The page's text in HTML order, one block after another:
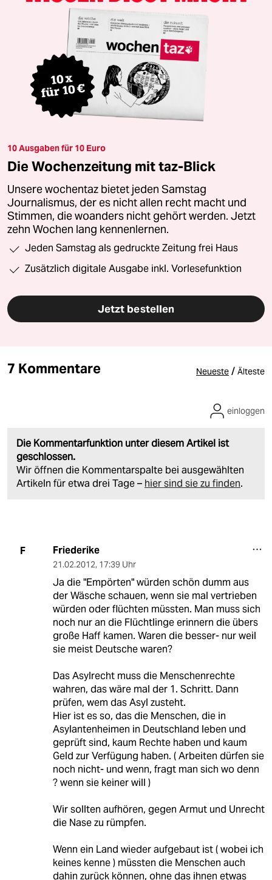
10 Ausgaben für 10 Euro
Die Wochenzeitung mit taz-Blick
Unsere wochentaz bietet jeden Samstag
Journalismus, der es nicht allen recht macht und
Stimmen, die woanders nicht gehört werden. Jetzt
zehn Wochen lang kennenlernen.
Jeden Samstag als gedruckte Zeitung frei Haus
Zusätzlich digitale Ausgabe inkl. Vorlesefunktion
Jetzt bestellen
7 Kommentare Neueste / Älteste
Die Kommentarfunktion unter diesem Artikel ist
geschlossen.
Wir öffnen die Kommentarspalte bei ausgewählten
Artikeln für etwa drei Tage – hier sind sie zu finden.
einloggen
F Friederike
21.02.2012, 17:39 Uhr
Ja die "Empörten" würden schön dumm aus
der Wäsche schauen, wenn sie mal vertrieben
würden oder flüchten müssten. Man muss sich
noch nur an die Flüchtlinge erinnern die übers
große Haff kamen. Waren die besser- nur weil
sie meist Deutsche waren?
Das Asylrecht muss die Menschenrechte
wahren, das wäre mal der 1. Schritt. Dann
prüfen, wem das Asyl zusteht.
Hier ist es so, das die Menschen, die in
Asylantenheimen in Deutschland leben und
geprüft sind, kaum Rechte haben und kaum
Geld zur Verfügung haben. ( Arbeiten dürfen sie
noch nicht- und wenn, fragt man sich wo denn
? wenn sie keiner will )
Wir sollten aufhören, gegen Armut und Unrecht
die Nase zu rümpfen.
Wenn ein Land wieder aufgebaut ist ( wobei ich
keines kenne ) müssten die Menschen auch
dahin zurück können, ohne das ihnen etwas